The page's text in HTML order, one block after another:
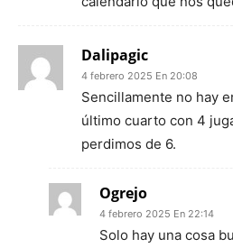
Dalipagic
4 febrero 2025 En 20:08
Sencillamente no hay
último cuarto con 4
perdimos de 6.
Ogrejo
4 febrero 2025 En 22:14
Solo hay una cosa